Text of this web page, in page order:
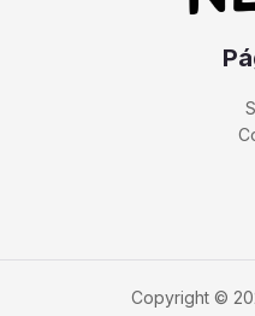
Copyright ©